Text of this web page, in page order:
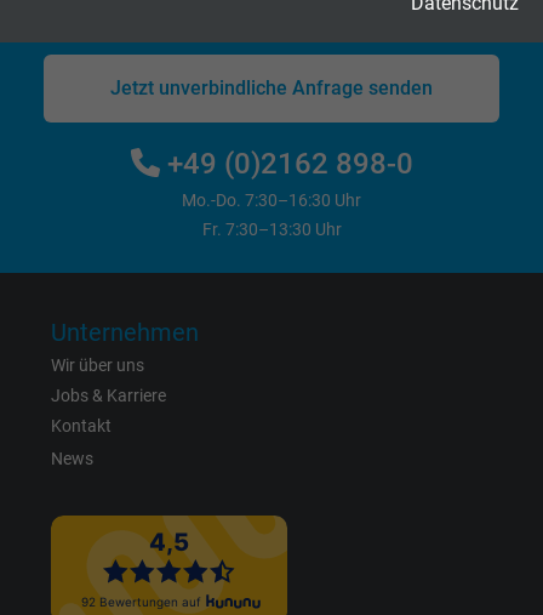
Zweck
Erzeugt statistische Daten darüber, wie der
Besucher die Website nutzt.
_gid, Google Analytics
Google LLC
Laufzeit 1 Tag
Zweck
Cookie von Google für Website-Analysen.
Name
Anbieter Google LLC
Laufzeit 1 Minute
Jetzt unverbindliche Anfrage senden
+49 (0)2162 898-0
Mo.-Do. 7:30–16:30 Uhr
Fr. 7:30–13:30 Uhr
Unternehmen
Wir über uns
Jobs & Karriere
Kontakt
News